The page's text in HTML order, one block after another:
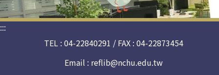
:::
TEL : 04-22840291 / FAX : 04-22873454
Email : reflib@nchu.edu.tw